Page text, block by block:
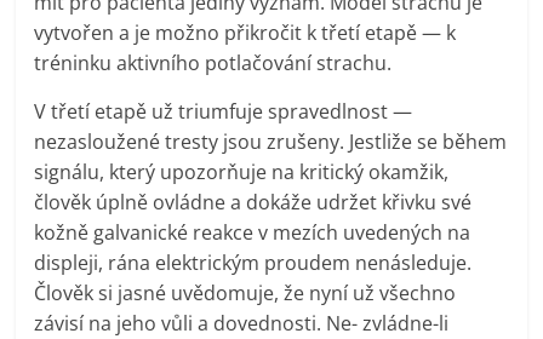
vytvořen a je možno přikročit k třetí etapě — k
tréninku aktivního potlačování strachu.
V třetí etapě už triumfuje spravedlnost —
nezasloužené tresty jsou zrušeny. Jestliže se během
signálu, který upozorňuje na kritický okamžik,
člověk úplně ovládne a dokáže udržet křivku své
kožně galvanické reakce v mezích uvedených na
displeji, rána elektrickým proudem nenásleduje.
Člověk si jasné uvědomuje, že nyní už všechno
závisí na jeho vůli a dovednosti. Ne- zvládne-li